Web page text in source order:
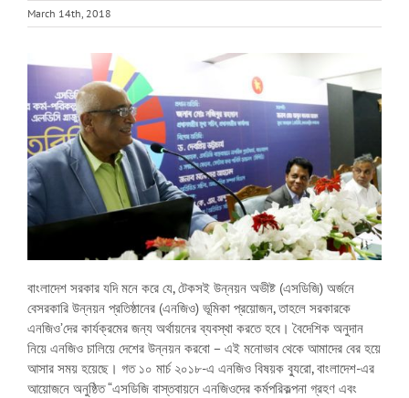
March 14th, 2018
বাংলাদেশ সরকার যদি মনে করে যে, টেকসই উন্নয়ন অভীষ্ট (এসডিজি) অর্জনে
বেসরকারি উন্নয়ন প্রতিষ্ঠানের (এনজিও) ভূমিকা প্রয়োজন, তাহলে সরকারকে
এনজিও’দের কার্যক্রমের জন্য অর্থায়নের ব্যবস্থা করতে হবে। বৈদেশিক অনুদান
নিয়ে এনজিও চালিয়ে দেশের উন্নয়ন করবো – এই মনোভাব থেকে আমাদের বের হয়ে
আসার সময় হয়েছে। গত ১০ মার্চ ২০১৮-এ এনজিও বিষয়ক ব্যুরো, বাংলাদেশ-এর
আয়োজনে অনুষ্ঠিত “এসডিজি বাস্তবায়নে এনজিওদের কর্মপরিকল্পনা গ্রহণ এবং